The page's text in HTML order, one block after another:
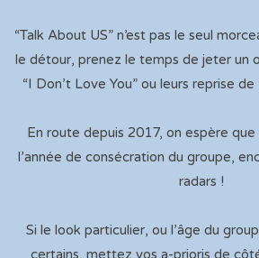
“Talk About US” n’est pas le seul
le détour, prenez le temps de jeter un
“I Don’t Love You” ou leurs reprise
En route depuis 2017, on espère
l’année de consécration du groupe,
radars !
Si le look particulier, ou l’âge du